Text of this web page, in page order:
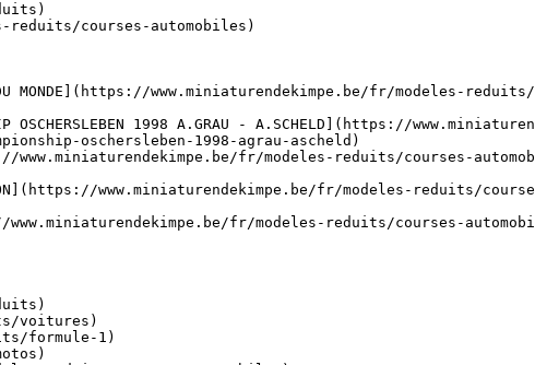
reduits/courses-automobiles)
DU MONDE](https://www.miniaturendekimpe.be/fr/modeles-
OSCHERSLEBEN 1998 A.GRAU - A.SCHELD](https://
oschersleben-1998-agrau-ascheld)
fr/modeles-reduits/courses-
www.miniaturendekimpe.be/fr/modeles-reduits/
www.miniaturendekimpe.be/fr/modeles-reduits/courses-